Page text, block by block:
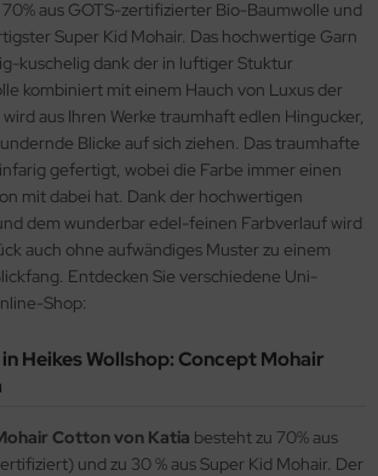
aus GOTS-zertifizierter Bio-Baumwolle und
Super Kid Mohair. Das hochwertige Garn
kuschelig dank der in luftiger Stuktur
kombiniert mit einem Hauch von Luxus der
aus Ihren Werke traumhaft edlen Hingucker,
Blicke auf sich ziehen. Das traumhafte
gefertigt, wobei die Farbe immer einen
mit dabei hat. Dank der hochwertigen
dem wunderbar edel-feinen Farbverlauf wird
auch ohne aufwändiges Muster zu einem
Entdecken Sie verschiedene Uni-
Shop:
Heikes Wollshop: Concept Mohair
Cotton von Katia besteht zu 70% aus
und zu 30 % aus Super Kid Mohair. Der